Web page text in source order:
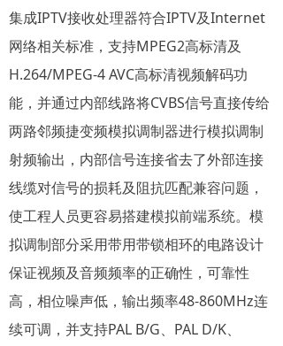
集成IPTV接收处理器符合IPTV及Internet
网络相关标准，支持MPEG2高标清及
H.264/MPEG-4 AVC高标清视频解码功
能，并通过内部线路将CVBS信号直接传给
两路邻频捷变频模拟调制器进行模拟调制
射频输出，内部信号连接省去了外部连接
线缆对信号的损耗及阻抗匹配兼容问题，
使工程人员更容易搭建模拟前端系统。模
拟调制部分采用带用带锁相环的电路设计
保证视频及音频频率的正确性，可靠性
高，相位噪声低，输出频率48-860MHz连
续可调，并支持PAL B/G、PAL D/K、